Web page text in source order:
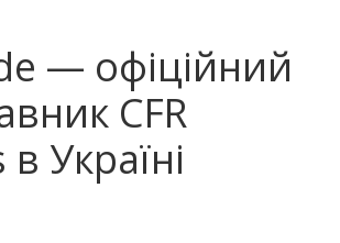
— офіційний
CFR
Україні